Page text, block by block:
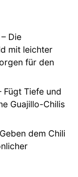
– Die
mit leichter
für den
Fügt Tiefe und
Guajillo-Chilis
dem Chili